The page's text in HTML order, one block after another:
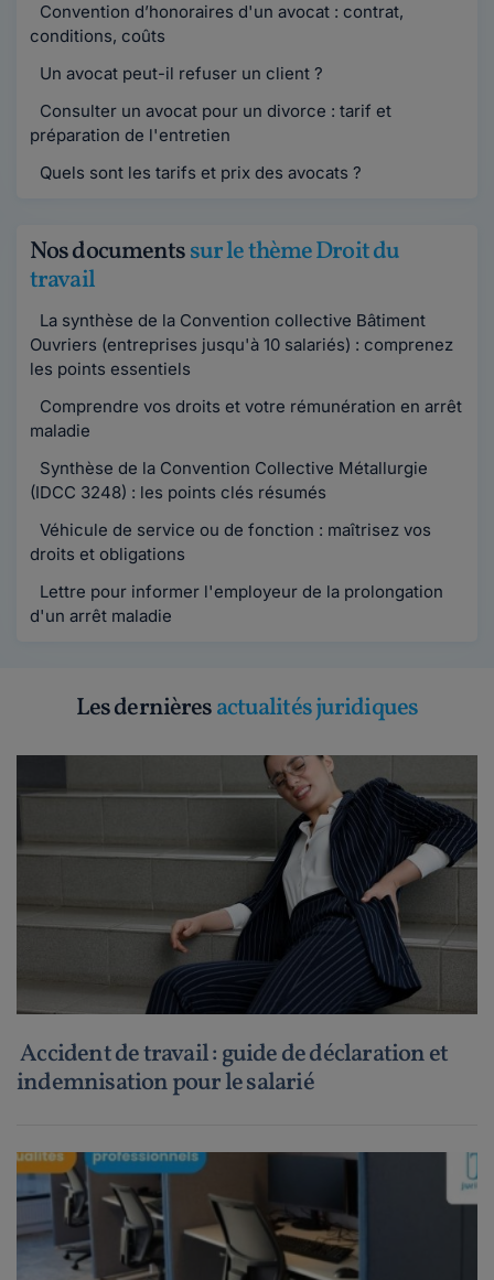
Convention d’honoraires d'un avocat : contrat,
conditions, coûts
Un avocat peut-il refuser un client ?
Consulter un avocat pour un divorce : tarif et
préparation de l'entretien
Quels sont les tarifs et prix des avocats ?
Nos documentssur le thème Droit du
travail
La synthèse de la Convention collective Bâtiment
Ouvriers (entreprises jusqu'à 10 salariés) : comprenez
les points essentiels
Comprendre vos droits et votre rémunération en arrêt
maladie
Synthèse de la Convention Collective Métallurgie
(IDCC 3248) : les points clés résumés
Véhicule de service ou de fonction : maîtrisez vos
droits et obligations
Lettre pour informer l'employeur de la prolongation
d'un arrêt maladie
Les dernièresactualités juridiques
Accident de travail : guide de déclaration et
indemnisation pour le salarié